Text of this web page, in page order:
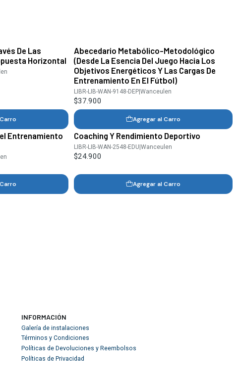
De Las
Horizontal
Abecedario Metabólico-Metodológico
(Desde La Esencia Del Juego Hacia Los
Objetivos Energéticos Y Las Cargas De
Entrenamiento En El Fútbol)
LIBR-LIB-WAN-9148-DEP| Wanceulen
$37.900
Agregar al Carro
Entrenamiento
Coaching Y Rendimiento Deportivo
LIBR-LIB-WAN-2548-EDU|Wanceulen
$24.900
Agregar al Carro
INFORMACIÓN
Galería de instalaciones
Términos y Condiciones
Políticas de Devoluciones y Reembolsos
Políticas de Privacidad